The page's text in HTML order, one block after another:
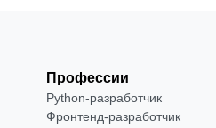
Профессии
Python-разработчик
Фронтенд-разработчик